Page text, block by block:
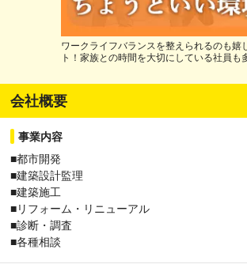
ワークライフバランスを整えられるのも嬉
ト！家族との時間を大切にしている社員も
会社概要
事業内容
■都市開発
■建築設計監理
■建築施工
■リフォーム・リニューアル
■診断・調査
■各種相談